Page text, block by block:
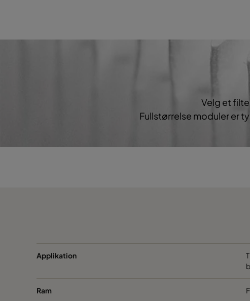
Velg et
Fullstørrelse moduler er
Applikation
Ram